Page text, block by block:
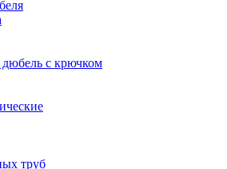
с крючком
труб